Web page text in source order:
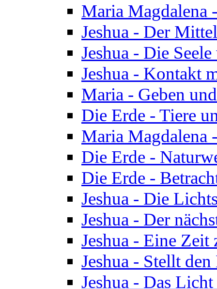
Maria Magdalena
Jeshua - Der
Jeshua - Die
Jeshua - Kontakt
Maria - Geben
Die Erde - Tiere
Maria Magdalena
Die Erde -
Die Erde -
Jeshua - Die
Jeshua - Der
Jeshua - Eine Zeit
Jeshua - Stellt
Jeshua - Das